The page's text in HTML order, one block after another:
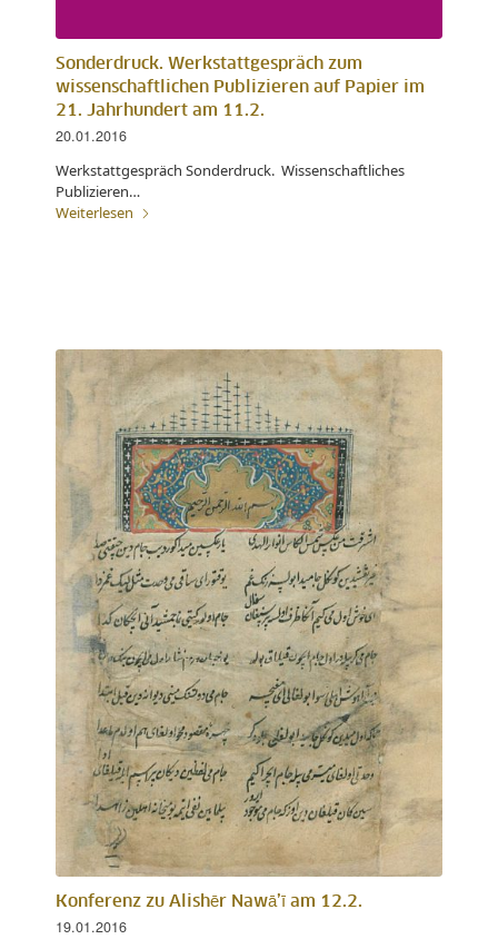
Sonderdruck. Werkstattgespräch zum
wissenschaftlichen Publizieren auf Papier im
21. Jahrhundert am 11.2.
20.01.2016
Werkstattgespräch Sonderdruck. Wissenschaftliches
Publizieren…
Weiterlesen
Konferenz zu Alishēr Nawā’ī am 12.2.
19.01.2016